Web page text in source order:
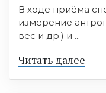
В ходе приёма
измерение
вес и др.) и ...
Читать далее